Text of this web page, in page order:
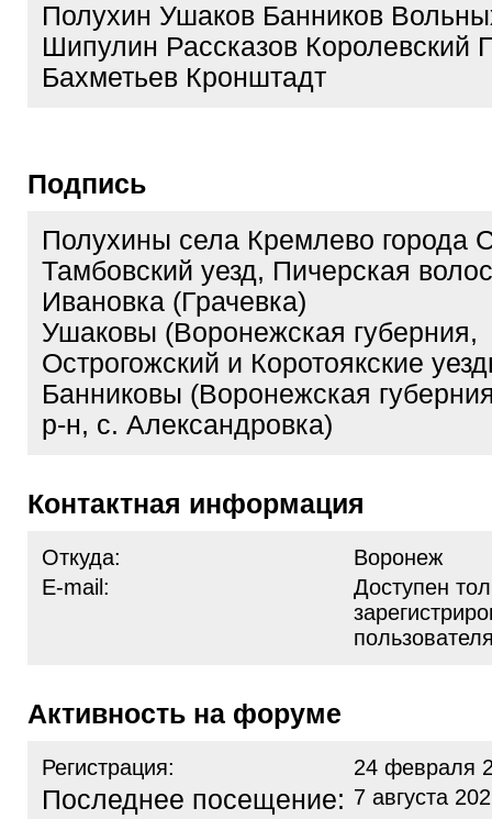
Полухин Ушаков Банников
Шипулин Рассказов Королевский
Бахметьев Кронштадт
Подпись
Полухины села Кремлево города
Тамбовский уезд, Пичерская
Ивановка (Грачевка)
Ушаковы (Воронежская губерния,
Острогожский и Коротоякские
Банниковы (Воронежская
р-н, с. Александровка)
Контактная информация
Откуда:
Воронеж
E-mail:
Доступен
Активность на форуме
Регистрация: 24 февраля
Последнее посещение: 7 августа